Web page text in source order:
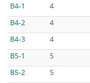
B4-1
4
B4-2
4
B4-3
4
B5-1
5
B5-2
5